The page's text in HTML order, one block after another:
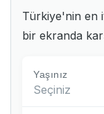
Türkiye'nin en
bir ekranda
Yaşınız
Seçiniz